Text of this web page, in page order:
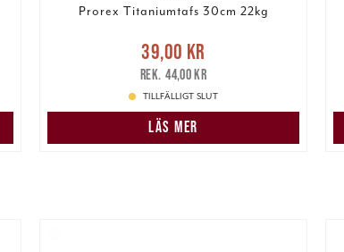
Prorex Titaniumtafs 30cm 22kg
Nuvarande pris :39,00 kr
pris: 44,00 kr
39,00 kr
44,00 kr
TILLFÄLLIGT SLUT
LÄS MER